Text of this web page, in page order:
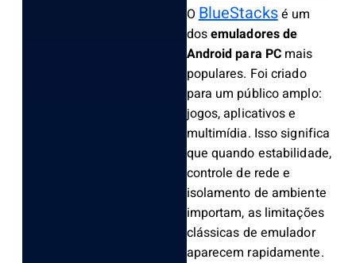
O BlueStacksé um
dosemuladores de
Android para PC mais
populares. Foi criado
para um público amplo:
jogos, aplicativos e
multimídia. Isso significa
que quando estabilidade,
controle de rede e
isolamento de ambiente
importam, as limitações
clássicas de emulador
aparecem rapidamente.